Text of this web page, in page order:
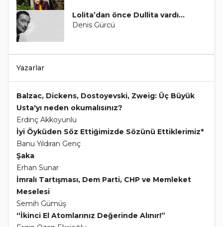
Lolita’dan önce Dullita vardı...
Denis Gürcü
Yazarlar
Balzac, Dickens, Dostoyevski, Zweig: Üç Büyük
Usta'yı neden okumalısınız?
Erdinç Akkoyunlu
İyi Öyküden Söz Ettiğimizde Sözünü Ettiklerimiz*
Banu Yıldıran Genç
Şaka
Erhan Sunar
İmralı Tartışması, Dem Parti, CHP ve Memleket
Meselesi
Semih Gümüş
“İkinci El Atomlarınız Değerinde Alınır!”